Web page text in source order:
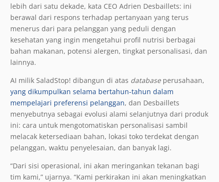
lebih dari satu dekade, kata CEO Adrien Desbaillets: ini
berawal dari respons terhadap pertanyaan yang terus
menerus dari para pelanggan yang peduli dengan
kesehatan yang ingin mengetahui profil nutrisi berbagai
bahan makanan, potensi alergen, tingkat personalisasi, dan
lainnya.
AI milik SaladStop! dibangun di atas database perusahaan,
yang dikumpulkan selama bertahun-tahun dalam
mempelajari preferensi pelanggan, dan Desbaillets
menyebutnya sebagai evolusi alami selanjutnya dari produk
ini: cara untuk mengotomatiskan personalisasi sambil
melacak ketersediaan bahan, lokasi toko terdekat dengan
pelanggan, waktu penyelesaian, dan banyak lagi.
“Dari sisi operasional, ini akan meringankan tekanan bagi
tim kami,” ujarnya. “Kami perkirakan ini akan meningkatkan